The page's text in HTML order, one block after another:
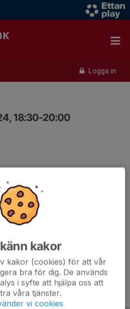
Logga in
18:30-20:00
kakor
kakor (cookies) för att vår
bra för dig. De används
i syfte att hjälpa oss att
våra tjänster.
vi cookies